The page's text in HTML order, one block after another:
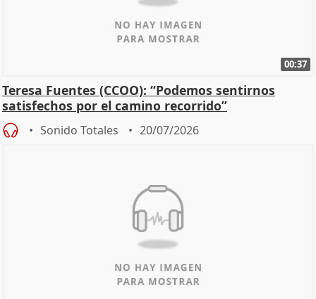
00:37
Teresa Fuentes (CCOO): “Podemos sentirnos
satisfechos por el camino recorrido”
Sonido Totales 20/07/2026